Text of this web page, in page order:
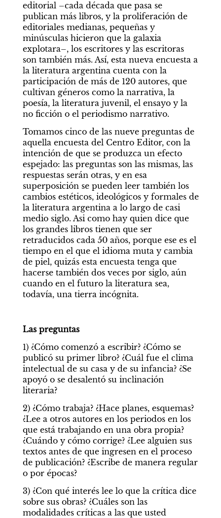
editorial –cada década que pasa se
publican más libros, y la proliferación de
editoriales medianas, pequeñas y
minúsculas hicieron que la galaxia
explotara–, los escritores y las escritoras
son también más. Así, esta nueva encuesta a
la literatura argentina cuenta con la
participación de más de 120 autores, que
cultivan géneros como la narrativa, la
poesía, la literatura juvenil, el ensayo y la
no ficción o el periodismo narrativo.
Tomamos cinco de las nueve preguntas de
aquella encuesta del Centro Editor, con la
intención de que se produzca un efecto
espejado: las preguntas son las mismas, las
respuestas serán otras, y en esa
superposición se pueden leer también los
cambios estéticos, ideológicos y formales de
la literatura argentina a lo largo de casi
medio siglo. Asi como hay quien dice que
los grandes libros tienen que ser
retraducidos cada 50 años, porque ese es el
tiempo en el que el idioma muta y cambia
de piel, quizás esta encuesta tenga que
hacerse también dos veces por siglo, aún
cuando en el futuro la literatura sea,
todavía, una tierra incógnita.
Las preguntas
1) ¿Cómo comenzó a escribir? ¿Cómo se
publicó su primer libro? ¿Cuál fue el clima
intelectual de su casa y de su infancia? ¿Se
apoyó o se desalentó su inclinación
literaria?
2) ¿Cómo trabaja? ¿Hace planes, esquemas?
¿Lee a otros autores en los periodos en los
que está trabajando en una obra propia?
¿Cuándo y cómo corrige? ¿Lee alguien sus
textos antes de que ingresen en el proceso
de publicación? ¿Escribe de manera regular
o por épocas?
3) ¿Con qué interés lee lo que la crítica dice
sobre sus obras? ¿Cuáles son las
modalidades críticas a las que usted